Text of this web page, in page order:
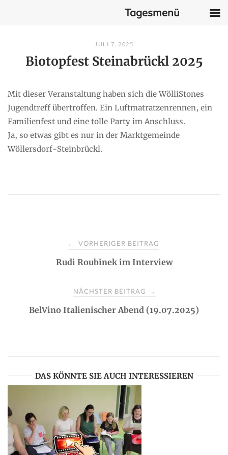
content
JULI 7, 2025
Biotopfest Steinabrückl 2025
Mit dieser Veranstaltung haben sich die WölliStones
Jugendtreff übertroffen. Ein Luftmatratzenrennen, ein
Familienfest und eine tolle Party im Anschluss.
Ja, so etwas gibt es nur in der Marktgemeinde
Wöllersdorf-Steinbrückl.
i
← VORHERIGER BEITRAG
Rudi Roubinek im Interview
NÄCHSTER BEITRAG →
BelVino Italienischer Abend (19.07.2025)
DAS KÖNNTE SIE AUCH INTERESSIEREN
Tagesmenü